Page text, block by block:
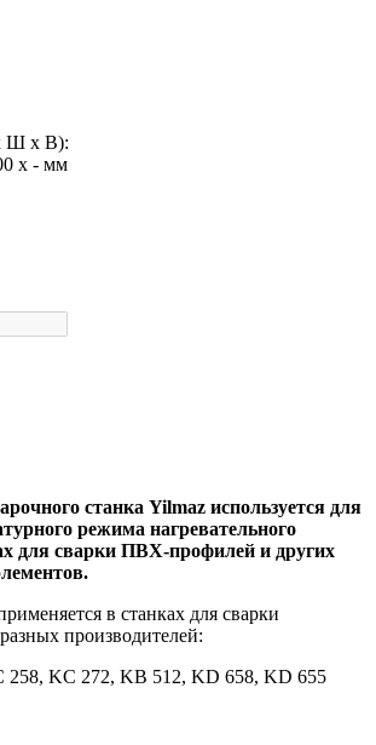
Ш x В):
x - мм
станка Yilmaz используется для
режима нагревательного
для сварки ПВХ-профилей и других
в станках для сварки
производителей:
258, KC 272, KB 512, KD 658, KD 655